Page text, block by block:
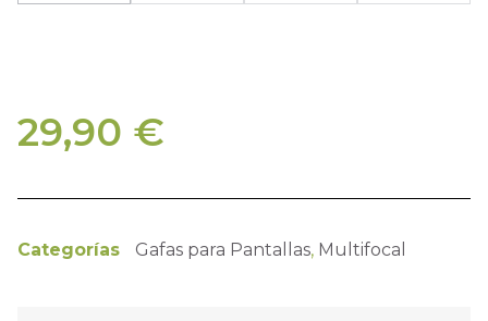
29,90 €
Categorías Gafas para Pantallas, Multifocal